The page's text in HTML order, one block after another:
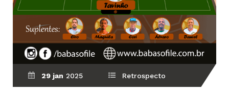
29 jan 2025 Retrospecto